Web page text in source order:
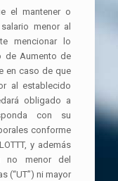
el mantener o
menor al
mencionar lo
de Aumento de
en caso de que
al establecido
obligado a
con su
conforme
y además
no menor del
(“UT”) ni mayor